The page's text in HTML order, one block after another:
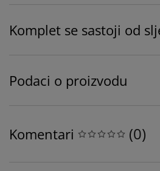
Komplet se sastoji od
Podaci o proizvodu
Komentari (0)